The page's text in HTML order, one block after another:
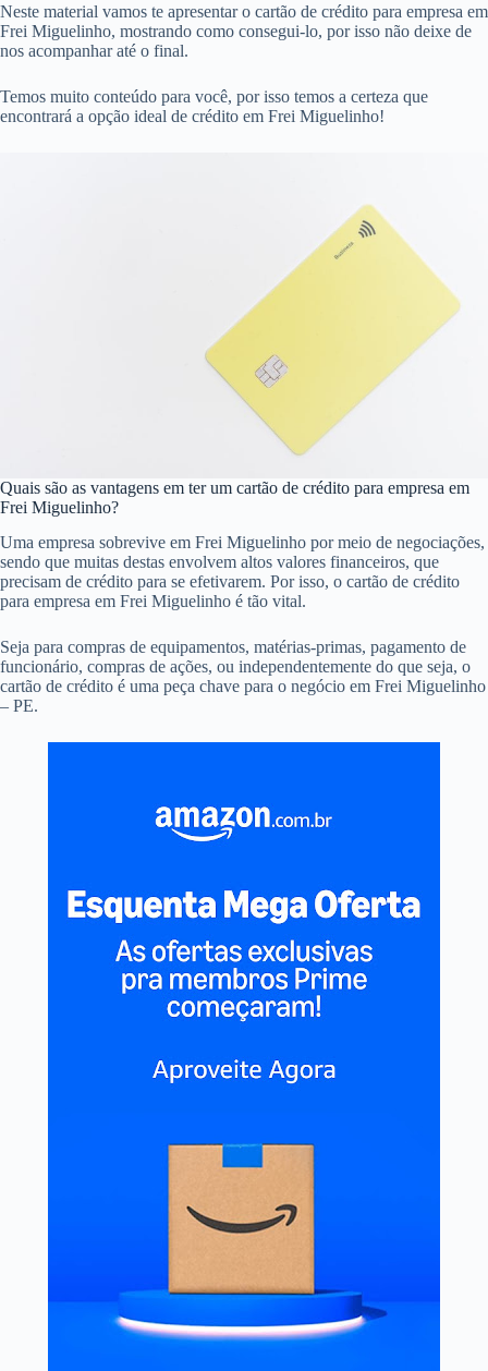
Neste material vamos te apresentar o cartão de crédito para empresa em
Frei Miguelinho, mostrando como consegui-lo, por isso não deixe de
nos acompanhar até o final.
Temos muito conteúdo para você, por isso temos a certeza que
encontrará a opção ideal de crédito em Frei Miguelinho!
Quais são as vantagens em ter um cartão de crédito para empresa em
Frei Miguelinho?
Uma empresa sobrevive em Frei Miguelinho por meio de negociações,
sendo que muitas destas envolvem altos valores financeiros, que
precisam de crédito para se efetivarem. Por isso, o cartão de crédito
para empresa em Frei Miguelinho é tão vital.
Seja para compras de equipamentos, matérias-primas, pagamento de
funcionário, compras de ações, ou independentemente do que seja, o
cartão de crédito é uma peça chave para o negócio em Frei Miguelinho
– PE.